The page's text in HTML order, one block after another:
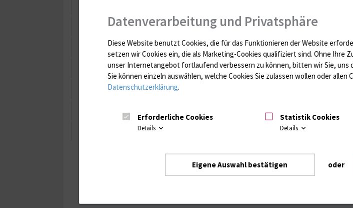
Erregerspezifischer Untersuchungsschein (Bakterien/Parasiten/Pilze/
Untersuchungsauftrag Krankenhaushygiene
Nachmeldung für Laboruntersuchungen
Probenverwechslung
Anregungen, Reklamationen und kritische Bemerkungen
Datenverarbeitung und Privatsphäre
Diese Website benutzt Cookies, die für das Funktionieren der Website
setzen wir Cookies ein, die als Marketing-Cookies qualifiziert sind. Ohne Ihre
unser Internetangebot fortlaufend verbessern zu können, bitten wir Sie, uns
Sie können einzeln auswählen, welche Cookies Sie zulassen wollen oder
Datenschutzerklärung.
Erforderliche Cookies
Details
Statistik Cookies
Details
Eigene Auswahl bestätigen oder